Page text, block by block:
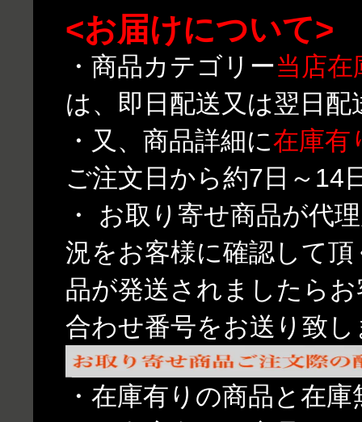
<お届けについて>
・商品カテゴリー当店在
は、即日配送又は翌日
・又、商品詳細に在庫有
ご注文日から約7日～14
・ お取り寄せ商品が代
況をお客様に確認して
品が発送されましたら
合わせ番号をお送り致し
・在庫有りの商品と在